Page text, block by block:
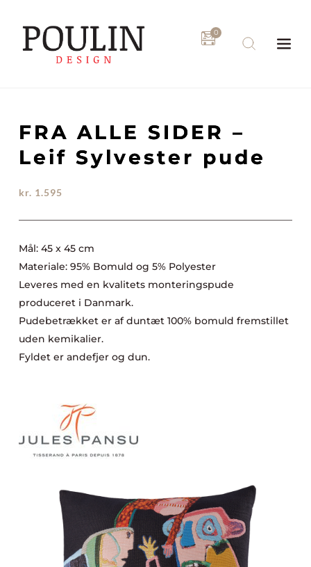
indhold
FRA ALLE SIDER –
Leif Sylvester pude
kr. 1.595
Mål: 45 x 45 cm
Materiale: 95% Bomuld og 5% Polyester
Leveres med en kvalitets monteringspude
produceret i Danmark.
Pudebetrækket er af duntæt 100% bomuld fremstillet
uden kemikalier.
Fyldet er andefjer og dun.